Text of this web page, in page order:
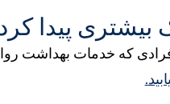
پیدا
که خدمات بهداشت